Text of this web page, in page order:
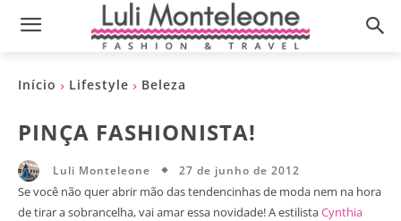
Início Lifestyle Beleza
PINÇA FASHIONISTA!
Luli Monteleone 27 de junho de 2012
Se você não quer abrir mão das tendencinhas de moda nem na hora
de tirar a sobrancelha, vai amar essa novidade! A estilistaCynthia